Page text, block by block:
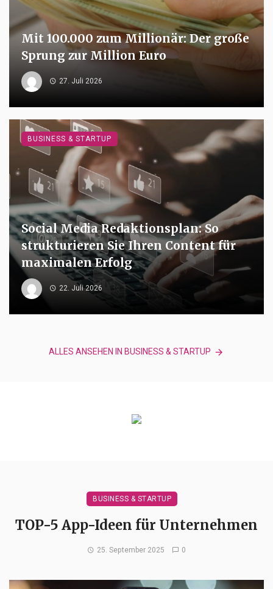
Mit 100.000 zum Millionär: Der große
Sprung zur Million Euro
27. Juli 2026
Social Media Redaktionsplan: So
strukturieren Sie Ihren Content für
maximalen Erfolg
22. Juli 2026
BUSINESS & STARTUP
ALLES ANSEHEN IN BUSINESS & STARTUP
BUSINESS & STARTUP
TOP-5 App-Ideen für Unternehmen
25. September 2025 0